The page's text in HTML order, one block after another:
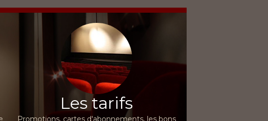
Les tarifs
Promotions, cartes d'abonnements, les bons